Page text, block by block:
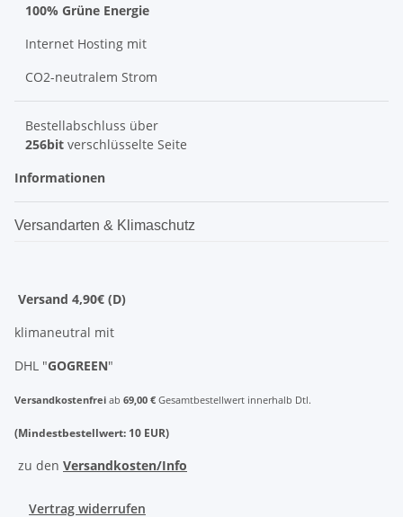
100% Grüne Energie
Internet Hosting mit
CO2-neutralem Strom
Bestellabschluss über
256bit verschlüsselte Seite
Informationen
Versandarten & Klimaschutz
Versand 4,90€ (D)
klimaneutral mit
DHL "GOGREEN"
Versandkostenfrei ab 69,00 € Gesamtbestellwert innerhalb Dtl.
(Mindestbestellwert: 10 EUR)
zu den Versandkosten/Info
Vertrag widerrufen